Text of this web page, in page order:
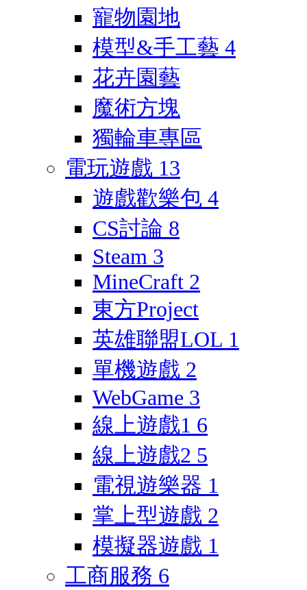
寵物園地
模型&手工藝 4
花卉園藝
魔術方塊
獨輪車專區
電玩遊戲 13
遊戲歡樂包 4
CS討論 8
Steam 3
MineCraft 2
東方Project
英雄聯盟LOL 1
單機遊戲 2
WebGame 3
線上遊戲1 6
線上遊戲2 5
電視遊樂器 1
掌上型遊戲 2
模擬器遊戲 1
工商服務 6